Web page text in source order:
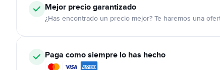
Mejor precio garantizado
¿Has encontrado un precio mejor? Te haremos una
Paga como siempre lo has hecho